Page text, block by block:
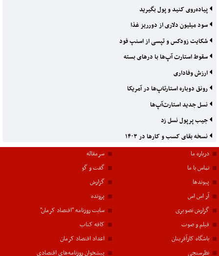
پیاده‌‌‌روی کنید و پول بگیرید
سود میلیون دلاری از دورریز غذا
شکایت زودکس و تپسی از اسنپ فود
سقوط استارت آپ‌ها با درهای بسته
ارزش وفاداری
رونق دوباره استارتا‌پ‌ها در آمریکا
نسل جدید استارت‌آپ‌ها
جیب پرپول نسل زد
نسخه بقای کسب و کارها در ۱۴۰۳
درباره ما
تماس با ما
پیوندها
آر اس اس
سرمقاله
گفت و گو
گزارش
پرونده
گزارش تصویری
فیلم و صوت
باشگاه کارآفرینان
نظرسنجی
سایت روزنامه "اقتصاد کرمان"
کافه کتاب
اعداد اقتصاد کرمان
پیشخوان روزنامه‌های اقتصادی